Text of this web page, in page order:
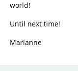
world!
Until next time!
Marianne